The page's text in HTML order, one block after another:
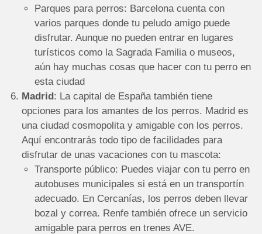
Parques para perros: Barcelona cuenta con
varios parques donde tu peludo amigo puede
disfrutar. Aunque no pueden entrar en lugares
turísticos como la Sagrada Familia o museos,
aún hay muchas cosas que hacer con tu perro en
esta ciudad
Madrid: La capital de España también tiene
opciones para los amantes de los perros. Madrid es
una ciudad cosmopolita y amigable con los perros.
Aquí encontrarás todo tipo de facilidades para
disfrutar de unas vacaciones con tu mascota:
Transporte público: Puedes viajar con tu perro en
autobuses municipales si está en un transportín
adecuado. En Cercanías, los perros deben llevar
bozal y correa. Renfe también ofrece un servicio
amigable para perros en trenes AVE.